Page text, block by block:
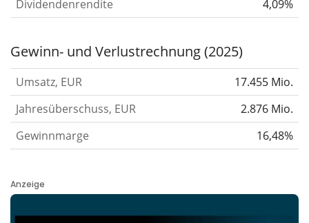
Dividendenrendite
4,09%
Gewinn- und Verlustrechnung (2025)
Umsatz, EUR
17.455 Mio.
Jahresüberschuss, EUR
2.876 Mio.
Gewinnmarge
16,48%